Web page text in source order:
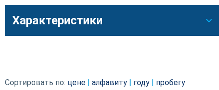
Характеристики
Сортировать по: цене алфавиту году пробегу